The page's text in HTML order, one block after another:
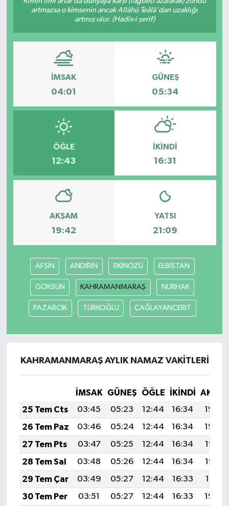
artmazsa o kimsenin ancak Allâhü Teâlâ'dan uzaklığı
artmış olur. (Hadis-i şerif)
İMSAK
04:01
GÜNEŞ
05:34
ÖĞLE
12:43
İKINDI
16:31
AKŞAM
19:42
YATSI
21:09
AFŞİN ANDIRIN EKİNÖZÜ ELBİSTAN
GÖKSUN KAHRAMANMARAŞ NURHAK
PAZARCIK TÜRKOĞLU ÇAĞLAYANCERİT
KAHRAMANMARAŞ AYLIK NAMAZ VAKITLERI
İMSAK GÜNEŞ ÖĞLE İKINDI
25 Tem Cts
03:45 05:23 12:44 16:34
19:54
26 Tem Paz
03:46 05:24 12:44 16:34
19:54
27 Tem Pts
03:47 05:25 12:44 16:34
19:53
28 Tem Sal
03:48 05:26 12:44 16:34
19:52
29 Tem Çar
03:49 05:27 12:44 16:33
19:51
30 Tem Per
03:51 05:27 12:44 16:33
19:50
KÜLTÜR SANAT
MAGAZİN
SİYASET
TEKNOLOJİ
VİZYONDAKİLER
YAŞAM